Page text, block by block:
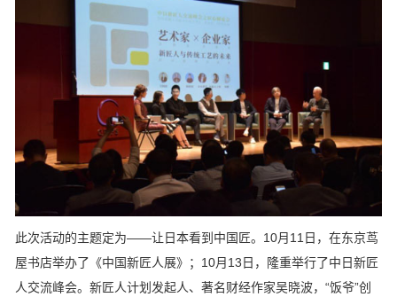
此次活动的主题定为——让日本看到中国匠。10月11日，在东京茑
屋书店举办了《中国新匠人展》；10月13日，隆重举行了中日新匠
人交流峰会。新匠人计划发起人、著名财经作家吴晓波，“饭爷”创